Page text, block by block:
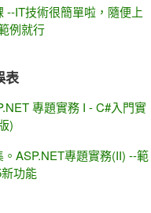
--IT技術很簡單啦，隨便上
例就行
表
專題實務 I - C#入門實
)
ASP.NET專題實務(II) --範
功能